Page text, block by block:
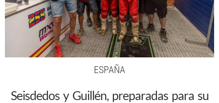
ESPAÑA
Seisdedos y Guillén, preparadas para su